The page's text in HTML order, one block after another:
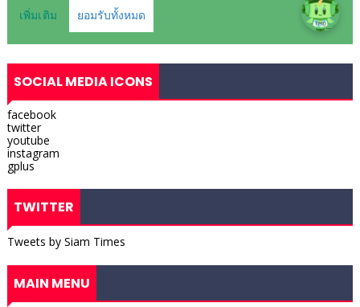
SOCIAL MEDIA ICONS
facebook
twitter
youtube
instagram
gplus
TWITTER
Tweets by Siam Times
MAIN MENU